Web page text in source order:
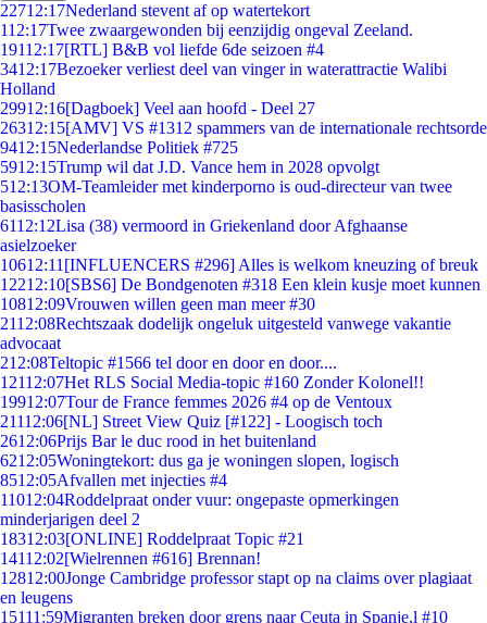
22712:17Nederland stevent af op watertekort
112:17Twee zwaargewonden bij eenzijdig ongeval Zeeland.
19112:17[RTL] B&B vol liefde 6de seizoen #4
3412:17Bezoeker verliest deel van vinger in waterattractie Walibi
Holland
29912:16[Dagboek] Veel aan hoofd - Deel 27
26312:15[AMV] VS #1312 spammers van de internationale rechtsorde
9412:15Nederlandse Politiek #725
5912:15Trump wil dat J.D. Vance hem in 2028 opvolgt
512:13OM-Teamleider met kinderporno is oud-directeur van twee
basisscholen
6112:12Lisa (38) vermoord in Griekenland door Afghaanse
asielzoeker
10612:11 [INFLUENCERS #296] Alles is welkom kneuzing of breuk
12212:10[SBS6] De Bondgenoten #318 Een klein kusje moet kunnen
10812:09Vrouwen willen geen man meer #30
2112:08Rechtszaak dodelijk ongeluk uitgesteld vanwege vakantie
advocaat
212:08Teltopic #1566 tel door en door en door....
12112:07Het RLS Social Media-topic #160 Zonder Kolonel!!
19912:07Tour de France femmes 2026 #4 op de Ventoux
21112:06[NL] Street View Quiz [#122] - Loogisch toch
2612:06Prijs Bar le duc rood in het buitenland
6212:05Woningtekort: dus ga je woningen slopen, logisch
8512:05Afvallen met injecties #4
11012:04Roddelpraat onder vuur: ongepaste opmerkingen
minderjarigen deel 2
18312:03[ONLINE] Roddelpraat Topic #21
14112:02[Wielrennen #616] Brennan!
12812:00Jonge Cambridge professor stapt op na claims over plagiaat
en leugens
15111:59Migranten breken door grens naar Ceuta in Spanje,l #10